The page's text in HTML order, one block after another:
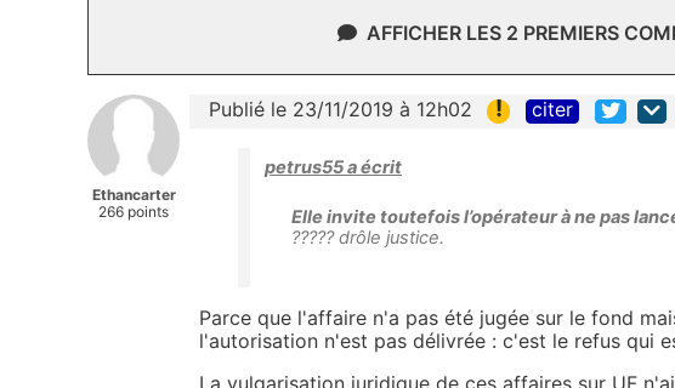
AFFICHER LES 2 PREMIERS
Ethancarter
266 points
Publié le 23/11/2019 à 12h02 ! citer
petrus55 a écrit
Elle invite toutefois l’opérateur à ne pas
????? drôle justice.
Parce que l'affaire n'a pas été jugée sur le fond
l'autorisation n'est pas délivrée : c'est le refus qui
La vulgarisation juridique de ces affaires sur UF